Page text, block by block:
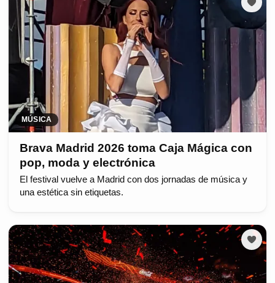
MÚSICA
Brava Madrid 2026 toma Caja Mágica con
pop, moda y electrónica
El festival vuelve a Madrid con dos jornadas de música y
una estética sin etiquetas.